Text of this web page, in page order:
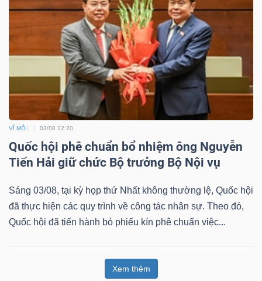
VĨ MÔ 03/08 22:20
Quốc hội phê chuẩn bổ nhiệm ông Nguyễn
Tiến Hải giữ chức Bộ trưởng Bộ Nội vụ
Sáng 03/08, tại kỳ họp thứ Nhất không thường lệ, Quốc hội
đã thực hiện các quy trình về công tác nhân sự. Theo đó,
Quốc hội đã tiến hành bỏ phiếu kín phê chuẩn việc...
Xem thêm